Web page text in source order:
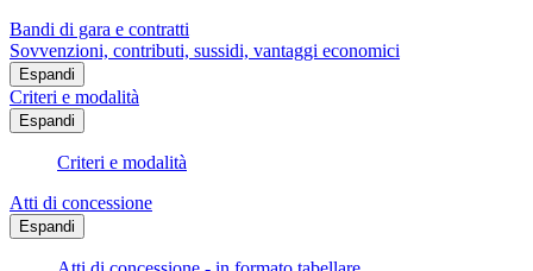
Bandi di gara e contratti
Sovvenzioni, contributi, sussidi, vantaggi economici
Espandi
Criteri e modalità
Espandi
Criteri e modalità
Atti di concessione
Espandi